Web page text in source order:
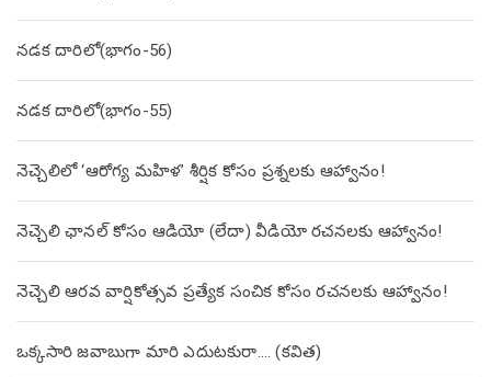
నడక దారిలో(భాగం-56)
నడక దారిలో(భాగం-55)
నెచ్చెలిలో ‘ఆరోగ్య మహిళ’ శీర్షిక కోసం ప్రశ్నలకు ఆహ్వానం!
నెచ్చెలి ఛానల్ కోసం ఆడియో (లేదా) వీడియో రచనలకు ఆహ్వానం!
నెచ్చెలి ఆరవ వార్షికోత్సవ ప్రత్యేక సంచిక కోసం రచనలకు ఆహ్వానం!
ఒక్కసారి జవాబుగా మారి ఎదుటకురా…. (కవిత)